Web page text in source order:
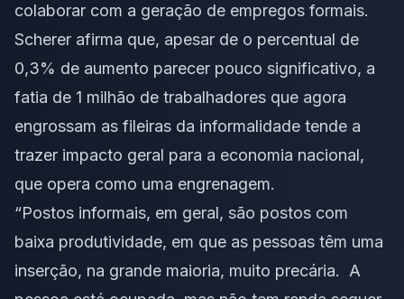
colaborar com a geração de empregos formais.
Scherer afirma que, apesar de o percentual de
0,3% de aumento parecer pouco significativo, a
fatia de 1 milhão de trabalhadores que agora
engrossam as fileiras da informalidade tende a
trazer impacto geral para a economia nacional,
que opera como uma engrenagem.
“Postos informais, em geral, são postos com
baixa produtividade, em que as pessoas têm uma
inserção, na grande maioria, muito precária. A